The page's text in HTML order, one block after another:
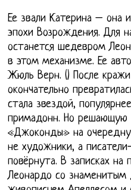
Ее звали Катерина – она
эпохи Возрождения. Для
останется шедевром
в этом механизме. Ее
Жюль Верн. () После
окончательно
стала звездой,
примадонн. Но решающую
«Джоконды» на
не художники, а
повёрнута. В записках на
Леонардо со знаменитым